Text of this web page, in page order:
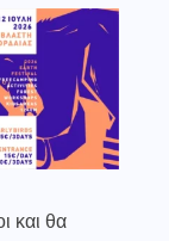
και θα